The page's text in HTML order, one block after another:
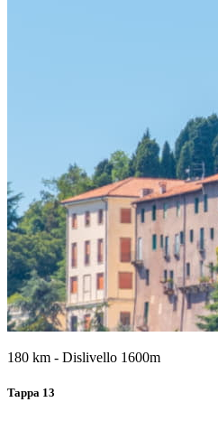
180 km - Dislivello 1600m
Tappa 13